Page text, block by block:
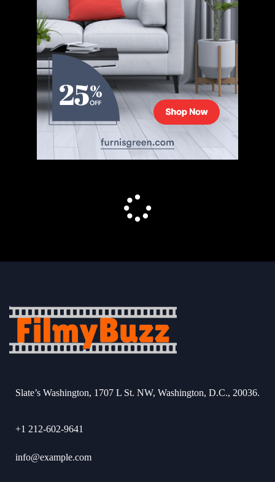
Slate’s Washington, 1707 L St. NW, Washington, D.C., 20036.
+1 212-602-9641
info@example.com